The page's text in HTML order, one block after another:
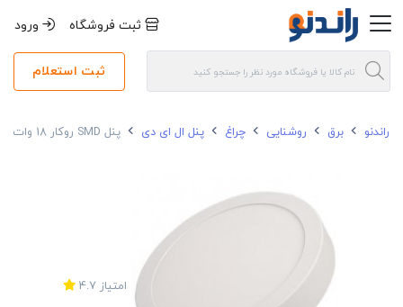
ثبت فروشگاه ورود
ثبت استعلام
راندنو برق روشنایی چراغ پنل ال ای دی پنل SMD روکار 18 وات پارس شهاب دایره ای
امتیاز 4.7